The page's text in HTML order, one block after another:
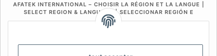
AFATEK INTERNATIONAL – CHOISIR LA RÉGION ET LA LANGUE |
SELECT REGION & LANGUAGE | SELECCIONAR REGIÓN E
IDIOMA